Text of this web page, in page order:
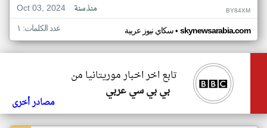
Oct 03, 2024
منذ سنة BY84XM
سكاي نيوز عربية• skynewsarabia.com عدد الكلمات: ١
تابع اخر اخبار موريتانيا من
بي بي سي عربي
مصادر أخرى